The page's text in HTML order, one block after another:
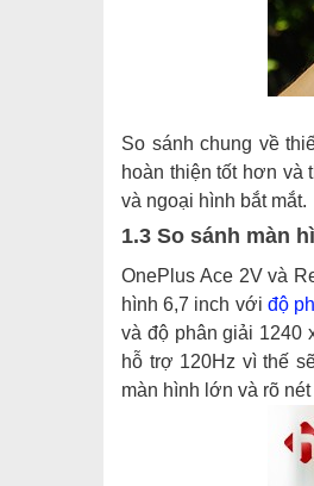
So sánh chung về
hoàn thiện tốt hơn
và ngoại hình bắt mắt.
1.3 So sánh màn
OnePlus Ace 2V và
hình 6,7 inch với độ
và độ phân giải 1240
hỗ trợ 120Hz vì thế
màn hình lớn và rõ